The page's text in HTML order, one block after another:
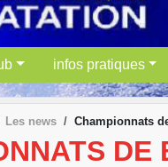
infos pratiques
Les news Championnats
DE